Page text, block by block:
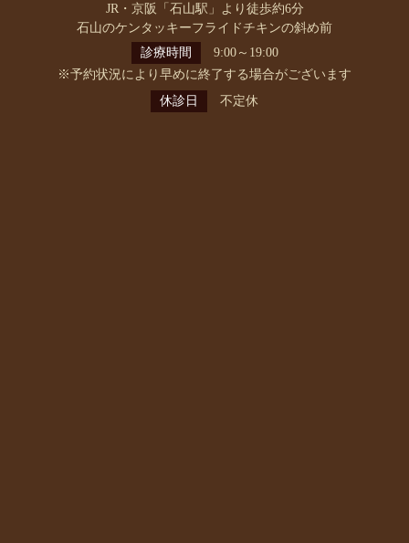
JR・京阪「石山駅」より徒歩約6分
石山のケンタッキーフライドチキンの斜め前
診療時間
9:00～19:00
※予約状況により早めに終了する場合がございます
休診日
不定休